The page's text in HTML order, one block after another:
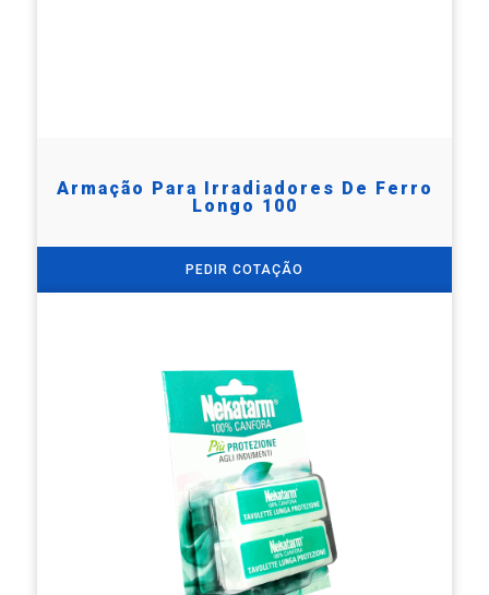
Armação Para Irradiadores De Ferro
Longo 100
PEDIR COTAÇÃO